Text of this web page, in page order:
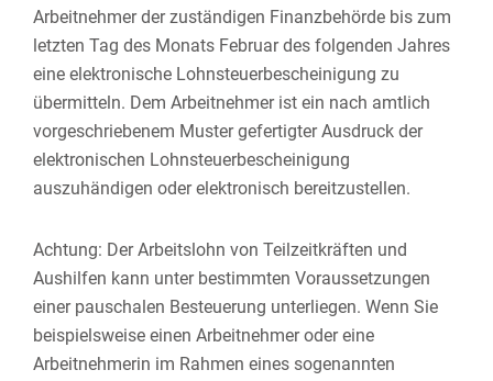
Arbeitnehmer der zuständigen Finanzbehörde bis zum
letzten Tag des Monats Februar des folgenden Jahres
eine elektronische Lohnsteuerbescheinigung zu
übermitteln. Dem Arbeitnehmer ist ein nach amtlich
vorgeschriebenem Muster gefertigter Ausdruck der
elektronischen Lohnsteuerbescheinigung
auszuhändigen oder elektronisch bereitzustellen.
Achtung: Der Arbeitslohn von Teilzeitkräften und
Aushilfen kann unter bestimmten Voraussetzungen
einer pauschalen Besteuerung unterliegen. Wenn Sie
beispielsweise einen Arbeitnehmer oder eine
Arbeitnehmerin im Rahmen eines sogenannten